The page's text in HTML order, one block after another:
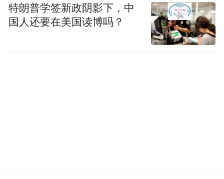
特朗普学签新政阴影下，中
国人还要在美国读博吗？